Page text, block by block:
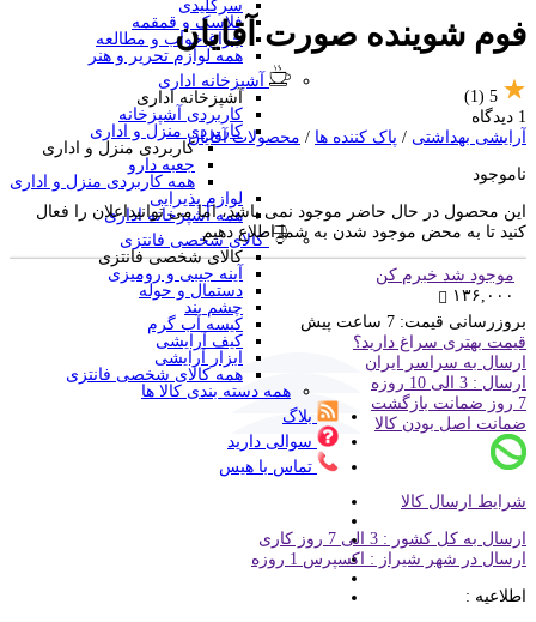
سرکلیدی
فلاسک و قمقمه
چراغ خواب و مطالعه
همه لوازم تحریر و هنر
آشپزخانه اداری
آشپزخانه اداری
کاربردی آشپزخانه
کاربردی منزل و اداری
کاربردی منزل و اداری
جعبه دارو
همه کاربردی منزل و اداری
لوازم پذیرایی
همه آشپزخانه اداری
کالای شخصی فانتزی
کالای شخصی فانتزی
آینه جیبی و رومیزی
دستمال و حوله
چشم بند
کیسه آب گرم
کیف آرایشی
ابزار آرایشی
همه کالای شخصی فانتزی
همه دسته بندی کالا ها
بلاگ
سوالی دارید
تماس با هیس
فوم شوینده صورت آقایان
5
(1)
1 دیدگاه
آرایشی بهداشتی / پاک کننده ها / محصولات آقایان
ناموجود
این محصول در حال حاضر موجود نمی باشد، اما می توانیداعلان را فعال
کنید تا به محض موجود شدن به شما اطلاع دهیم
موجود شد خبرم کن
۱۳۶,۰۰۰
بروزرسانی قیمت: 7 ساعت پیش
قیمت بهتری سراغ دارید؟
ارسال به سراسر ایران
ارسال : 3 الی 10 روزه
7 روز ضمانت بازگشت
ضمانت اصل بودن کالا
شرایط ارسال کالا
ارسال به کل کشور : 3 الی 7 روز کاری
ارسال در شهر شیراز : اکسپرس 1 روزه
اطلاعیه :